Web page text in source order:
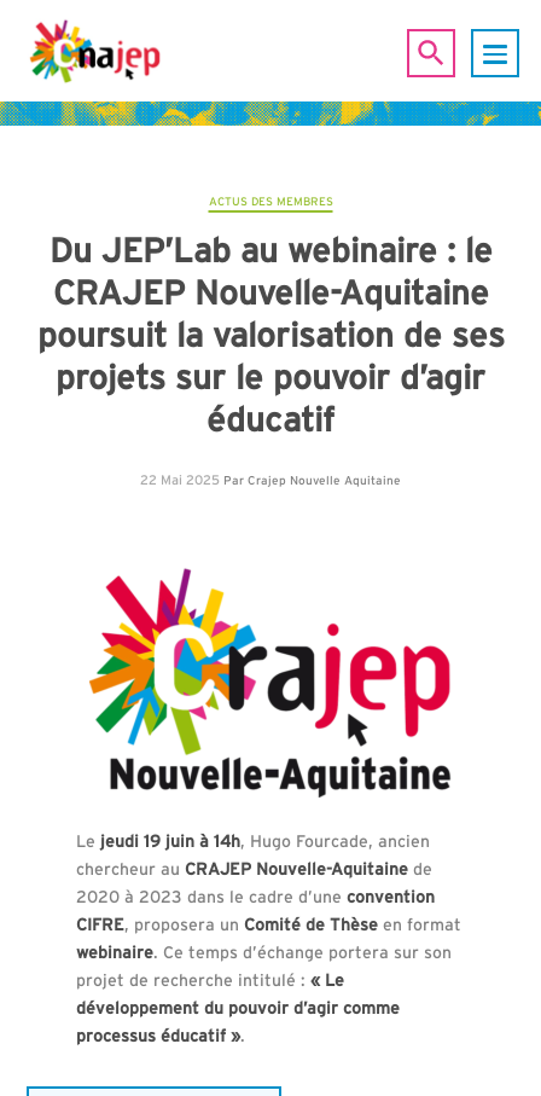
ACTUS DES MEMBRES
Du JEP’Lab au webinaire : le
CRAJEP Nouvelle-Aquitaine
poursuit la valorisation de ses
projets sur le pouvoir d’agir
éducatif
22 Mai 2025 Par Crajep Nouvelle Aquitaine
Le jeudi 19 juin à 14h, Hugo Fourcade, ancien
chercheur au CRAJEP Nouvelle-Aquitainede
2020 à 2023 dans le cadre d’une convention
CIFRE, proposera un Comité de Thèseen format
webinaire. Ce temps d’échange portera sur son
projet de recherche intitulé : « Le
développement du pouvoir d’agir comme
processus éducatif ».